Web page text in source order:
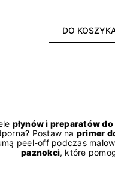
DO
płynów i preparatów
Postaw na primer
peel-off podczas
paznokci, które